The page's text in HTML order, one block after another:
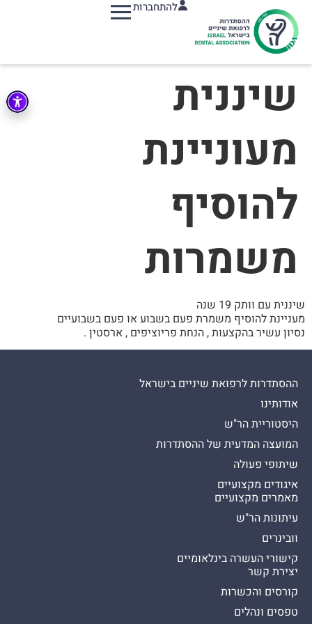
להתחברות
שיננית
מעוניינת
להוסיף
משמרות
שיננית עם וותק 19 שנה
מעניינת להוסיף משמרת פעם בשבוע או פעם בשבועיים
נסיון עשיר בהקצעות , הנחת פריוציפים , ארסטין .
ההסתדרות לרפואת שיניים בישראל
אודותינו
היסטוריית הר"ש
המועצה המדעית של ההסתדרות
שיתופי פעולה
איגודים מקצועיים
מאמרים מקצועיים
עיתונות הר"ש
וובינרים
קישורי העשרה בינלאומיים
יצירת קשר
קורסים והכשרות
טפסים ונהלים